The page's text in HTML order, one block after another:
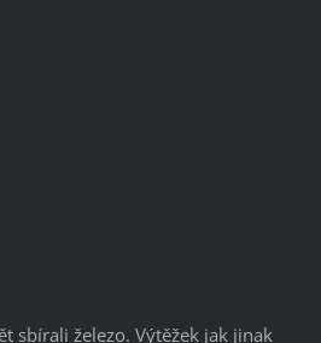
sbírali železo. Výtěžek jak jinak